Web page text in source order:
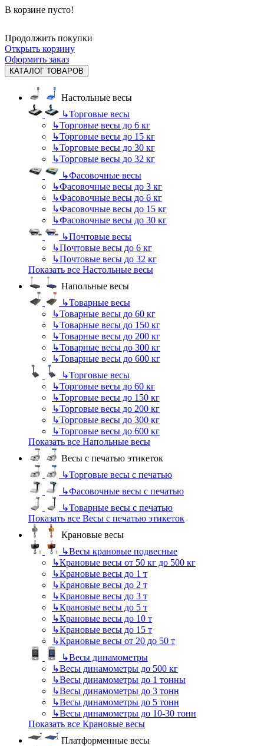
В корзине пусто!
Продолжить покупки
Открыть корзину
Оформить заказ
КАТАЛОГ ТОВАРОВ
Настольные весы
↳Торговые весы
↳Торговые весы до 6 кг
↳Торговые весы до 15 кг
↳Торговые весы до 30 кг
↳Торговые весы до 32 кг
↳Фасовочные весы
↳Фасовочные весы до 3 кг
↳Фасовочные весы до 6 кг
↳Фасовочные весы до 15 кг
↳Фасовочные весы до 30 кг
↳Почтовые весы
↳Почтовые весы до 6 кг
↳Почтовые весы до 32 кг
Показать все Настольные весы
Напольные весы
↳Товарные весы
↳Товарные весы до 60 кг
↳Товарные весы до 150 кг
↳Товарные весы до 200 кг
↳Товарные весы до 300 кг
↳Товарные весы до 600 кг
↳Торговые весы
↳Торговые весы до 60 кг
↳Торговые весы до 150 кг
↳Торговые весы до 200 кг
↳Торговые весы до 300 кг
↳Торговые весы до 600 кг
Показать все Напольные весы
Весы с печатью этикеток
↳Торговые весы с печатью
↳Фасовочные весы с печатью
↳Товарные весы с печатью
Показать все Весы с печатью этикеток
Крановые весы
↳Весы крановые подвесные
↳Крановые весы от 50 кг до 500 кг
↳Крановые весы до 1 т
↳Крановые весы до 2 т
↳Крановые весы до 3 т
↳Крановые весы до 5 т
↳Крановые весы до 10 т
↳Крановые весы до 15 т
↳Крановые весы от 20 до 50 т
↳Весы динамометры
↳Весы динамометры до 500 кг
↳Весы динамометры до 1 тонны
↳Весы динамометры до 3 тонн
↳Весы динамометры до 5 тонн
↳Весы динамометры до 10-30 тонн
Показать все Крановые весы
Платформенные весы